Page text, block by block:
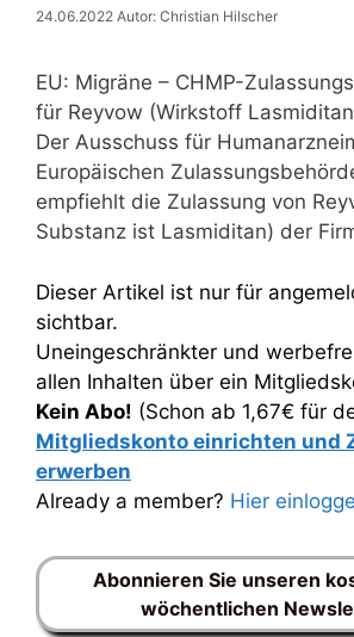
24.06.2022 Autor: Christian Hilscher
EU: Migräne – CHMP-
für Reyvow (Wirkstoff
Der Ausschuss für
Europäischen
empfiehlt die Zulassung von
Substanz ist Lasmiditan) der
Dieser Artikel ist nur für
sichtbar.
Uneingeschränkter und
allen Inhalten über ein
Kein Abo! (Schon ab 1,67€ für
Mitgliedskonto einrichten und
erwerben
Already a member? Hier
Abonnieren Sie unseren
wöchentlichen